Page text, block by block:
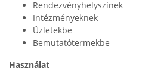
Rendezvényhelyszínek
Intézményeknek
Üzletekbe
Bemutatótermekbe
Használat